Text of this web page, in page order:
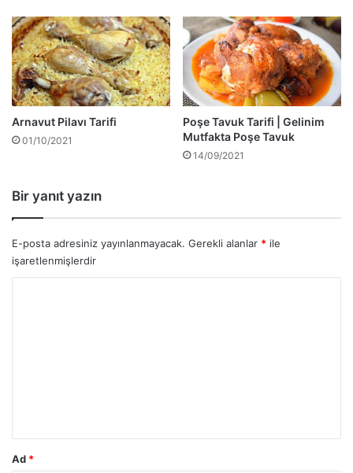
Arnavut Pilavı Tarifi
01/10/2021
Poşe Tavuk Tarifi | Gelinim
Mutfakta Poşe Tavuk
14/09/2021
Bir yanıt yazın
E-posta adresiniz yayınlanmayacak. Gerekli alanlar * ile
işaretlenmişlerdir
Ad *